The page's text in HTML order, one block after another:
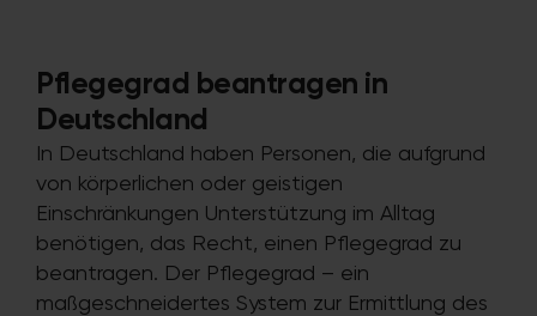
Pflegegrad beantragen in
Deutschland
In Deutschland haben Personen, die aufgrund
von körperlichen oder geistigen
Einschränkungen Unterstützung im Alltag
benötigen, das Recht, einen Pflegegrad zu
beantragen. Der Pflegegrad – ein
maßgeschneidertes System zur Ermittlung des